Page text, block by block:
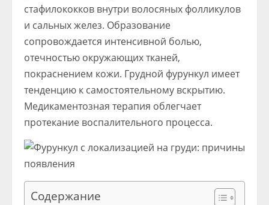
стафилококков внутри волосяных фолликулов
и сальных желез. Образование
сопровождается интенсивной болью,
отечностью окружающих тканей,
покраснением кожи. Грудной фурункул имеет
тенденцию к самостоятельному вскрытию.
Медикаментозная терапия облегчает
протекание воспалительного процесса.
Содержание